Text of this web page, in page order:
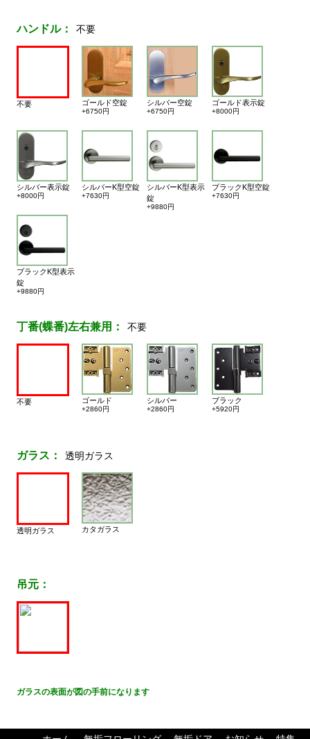
ハンドル： 不要
不要 ゴールド空錠
+6750円
シルバー空錠
+6750円
ゴールド表示錠
+8000円
シルバー表示錠
+8000円
シルバーK型空錠
+7630円
シルバーK型表示
錠
+9880円
ブラックK型空錠
+7630円
ブラックK型表示
錠
+9880円
丁番(蝶番)左右兼用： 不要
不要 ゴールド
+2860円
シルバー
+2860円
ブラック
+5920円
ガラス： 透明ガラス
透明ガラス カタガラス
吊元：
ガラスの表面が図の手前になります